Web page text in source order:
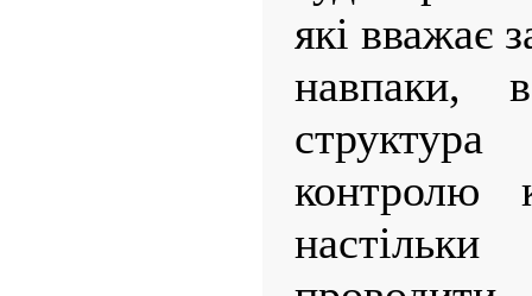
які вважає
навпаки,
контролю